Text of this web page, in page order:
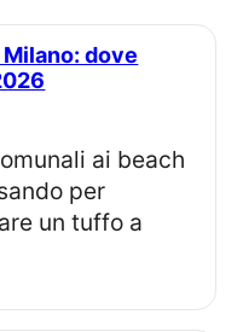
per
un tuffo a